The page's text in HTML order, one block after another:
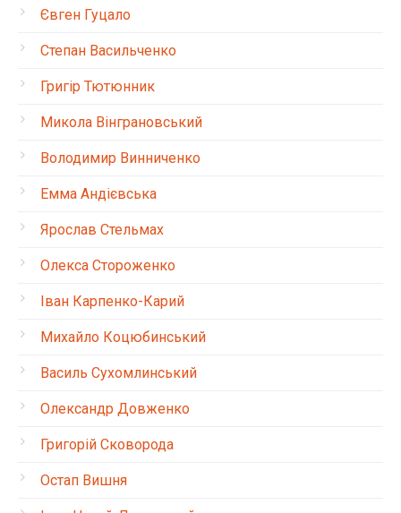
Євген Гуцало
Степан Васильченко
Григір Тютюнник
Микола Вінграновський
Володимир Винниченко
Емма Андієвська
Ярослав Стельмах
Олекса Стороженко
Іван Карпенко-Карий
Михайло Коцюбинський
Василь Сухомлинський
Олександр Довженко
Григорій Сковорода
Остап Вишня